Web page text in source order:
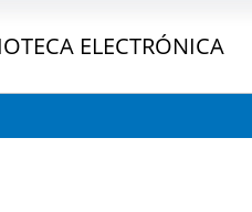
ELECTRÓNICA